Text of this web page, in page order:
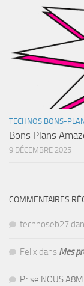
TECHNOS BONS-
Bons Plans
9 DÉCEMBRE 2025
COMMENTAIRES
technoseb27
Felix dans Mes
Prise NOUS